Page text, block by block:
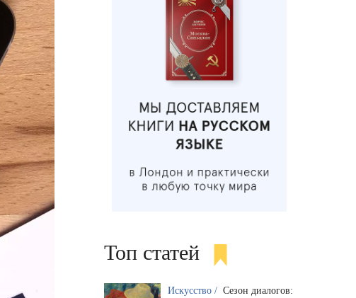
Топ статей
Искусство / Сезон диалогов: